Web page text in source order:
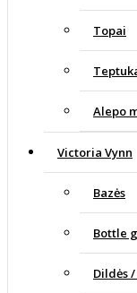
Topai
Alepo
Victoria Vynn
Bazės
Bottle
Dildės